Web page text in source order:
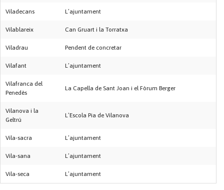
Viladecans L’ajuntament
Vilablareix Can Gruart i la Torratxa
Viladrau Pendent de concretar
Vilafant L’ajuntament
Vilafranca del
Penedès
La Capella de Sant Joan i el Fòrum Berger
Vilanova i la
Geltrú
L’Escola Pia de Vilanova
Vila-sacra L’ajuntament
Vila-sana L’ajuntament
Vila-seca L’ajuntament